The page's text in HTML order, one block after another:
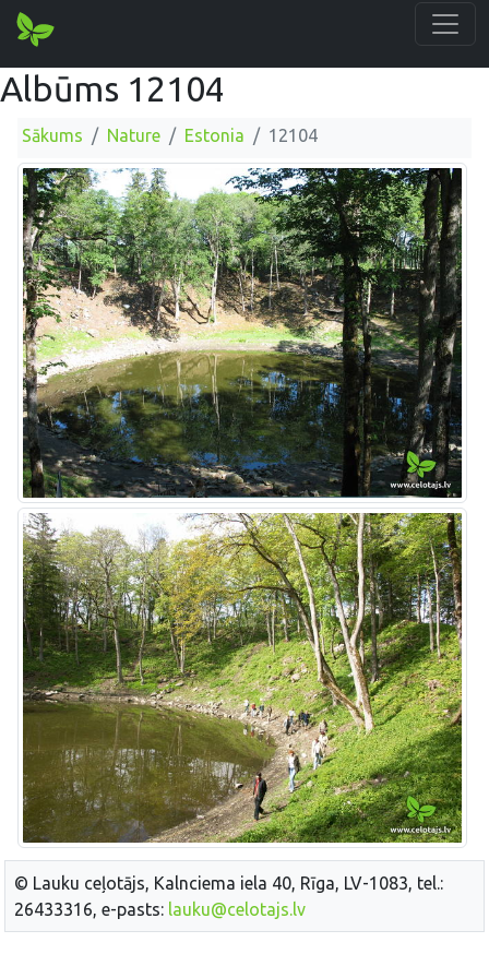
Albūms 12104
Sākums Nature Estonia 12104
© Lauku ceļotājs, Kalnciema iela 40, Rīga, LV-1083, tel.:
26433316, e-pasts: lauku@celotajs.lv